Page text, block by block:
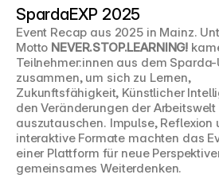
SpardaEXP 2025
Event Recap aus 2025 in Mainz.
Motto NEVER.STOP.LEARNING!
Teilnehmer:innen aus dem
zusammen, um sich zu Lernen,
Zukunftsfähigkeit, Künstlicher
den Veränderungen der Arbeitswelt
auszutauschen. Impulse, Reflexion
interaktive Formate machten das
einer Plattform für neue
gemeinsames Weiterdenken.